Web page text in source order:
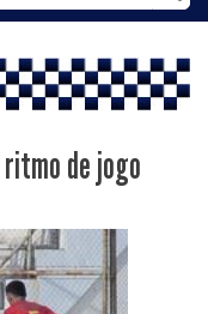
de jogo